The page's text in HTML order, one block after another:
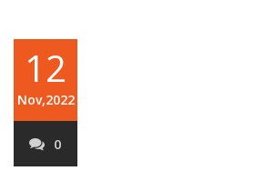
12
Nov,2022
0